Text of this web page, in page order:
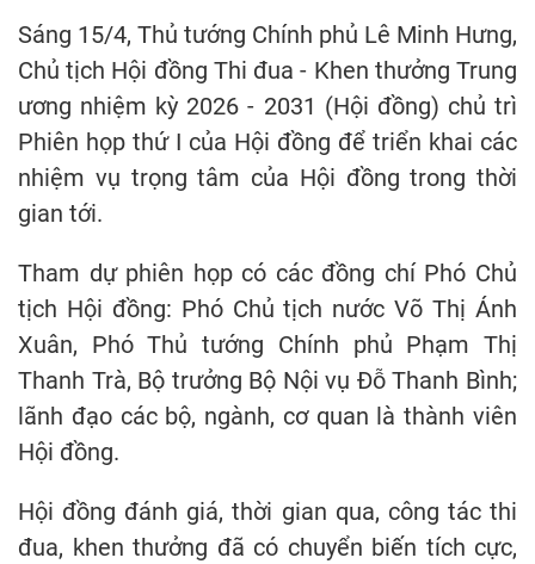
Sáng 15/4, Thủ tướng Chính phủ Lê Minh Hưng,
Chủ tịch Hội đồng Thi đua - Khen thưởng Trung
ương nhiệm kỳ 2026 - 2031 (Hội đồng) chủ trì
Phiên họp thứ I của Hội đồng để triển khai các
nhiệm vụ trọng tâm của Hội đồng trong thời
gian tới.
Tham dự phiên họp có các đồng chí Phó Chủ
tịch Hội đồng: Phó Chủ tịch nước Võ Thị Ánh
Xuân, Phó Thủ tướng Chính phủ Phạm Thị
Thanh Trà, Bộ trưởng Bộ Nội vụ Đỗ Thanh Bình;
lãnh đạo các bộ, ngành, cơ quan là thành viên
Hội đồng.
Hội đồng đánh giá, thời gian qua, công tác thi
đua, khen thưởng đã có chuyển biến tích cực,